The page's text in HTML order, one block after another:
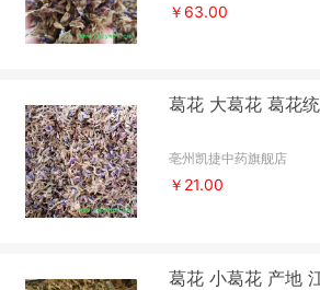
￥63.00
葛花 大葛花 葛花
亳州凯捷中药旗舰店
￥21.00
葛花 小葛花 产地